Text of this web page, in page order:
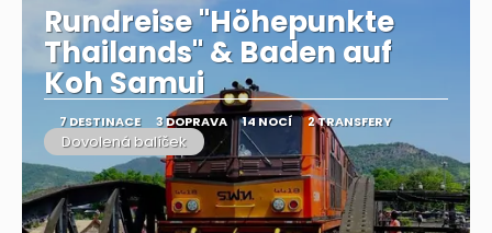
Rundreise "Höhepunkte
Thailands" & Baden auf
Koh Samui
7 DESTINACE 3 DOPRAVA 14 NOCÍ 2 TRANSFERY
Dovolená balíček